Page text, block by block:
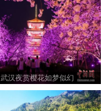
武汉夜赏樱花如梦似幻